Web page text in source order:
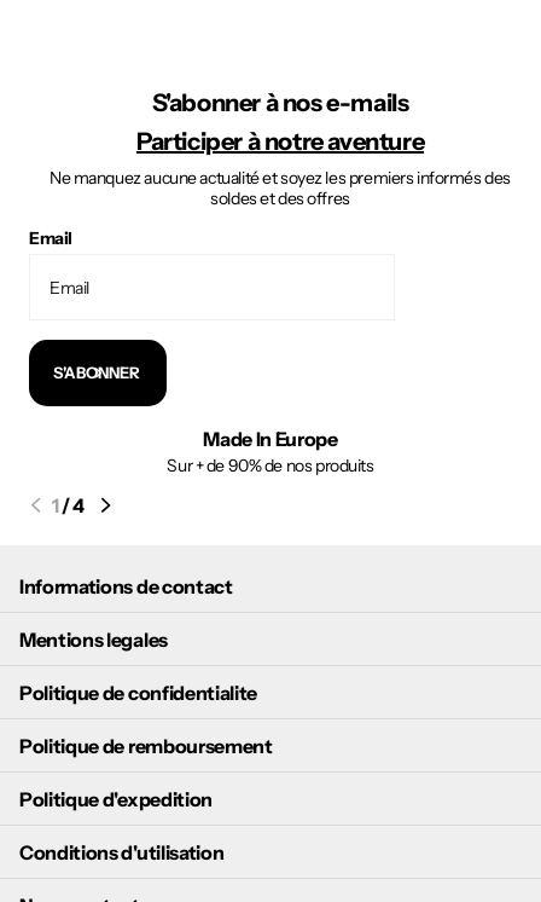
S'abonner à nos e-mails
Participer à notre aventure
Ne manquez aucune actualité et soyez les premiers informés des
soldes et des offres
Email
S'ABONNER
Made In Europe
Sur + de 90% de nos produits
1/4
Informations de contact
Mentions legales
Politique de confidentialite
Politique de remboursement
Politique d'expedition
Conditions d'utilisation